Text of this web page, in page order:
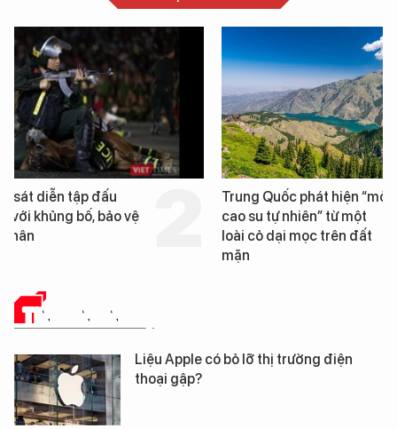
Trung Quốc phát hiện “mỏ
cao su tự nhiên” từ một
loài cỏ dại mọc trên đất
Loạt dự án bất động
Đà Nẵng sắp bị kiểm
TIN CÔNG NGHỆ
Liệu Apple có bỏ lỡ thị trường điện
thoại gập?